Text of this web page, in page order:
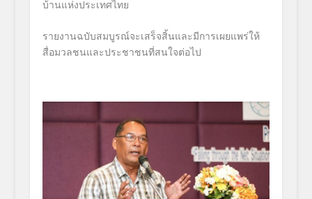
บ้านแห่งประเทศไทย
รายงานฉบับสมบูรณ์จะเสร็จสิ้นและมีการเผยแพร่ให้
สื่อมวลชนและประชาชนที่สนใจต่อไป